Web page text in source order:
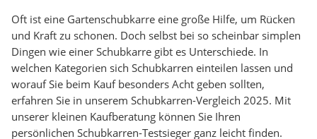
Oft ist eine Gartenschubkarre eine große Hilfe, um Rücken
und Kraft zu schonen. Doch selbst bei so scheinbar simplen
Dingen wie einer Schubkarre gibt es Unterschiede. In
welchen Kategorien sich Schubkarren einteilen lassen und
worauf Sie beim Kauf besonders Acht geben sollten,
erfahren Sie in unserem Schubkarren-Vergleich 2025. Mit
unserer kleinen Kaufberatung können Sie Ihren
persönlichen Schubkarren-Testsieger ganz leicht finden.